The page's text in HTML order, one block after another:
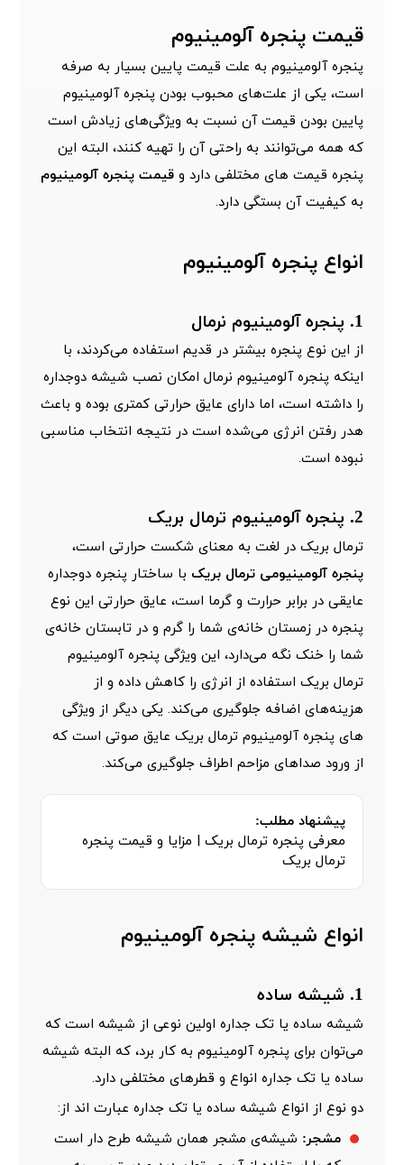
قیمت پنجره آلومینیوم
پنجره آلومینیوم به علت قیمت پایین بسیار به صرفه
است، یکی از علت‌های محبوب بودن پنجره آلومینیوم
پایین بودن قیمت آن نسبت به ویژگی‌های زیادش است
که همه می‌توانند به راحتی آن‌ را تهیه کنند، البته این
پنجره قیمت های مختلفی دارد و قیمت پنجره آلومینیوم
به کیفیت آن بستگی دارد.
انواع پنجره آلومینیوم
1. پنجره آلومینیوم نرمال
از این نوع پنجره بیشتر در قدیم استفاده می‌کردند، با
اینکه پنجره آلومینیوم نرمال امکان نصب شیشه دوجداره
را داشته است، اما دارای عایق حرارتی کمتری بوده و باعث
هدر رفتن انرژی می‌شده است در نتیجه انتخاب مناسبی
نبوده است.
2. پنجره آلومینیوم ترمال بریک
ترمال بریک در لغت به معنای شکست حرارتی است،
پنجره آلومینیومی ترمال بریک با ساختار پنجره دوجداره
عایقی در برابر حرارت و گرما است، عایق حرارتی این نوع
پنجره در زمستان خانه‌ی شما را گرم و در تابستان خانه‌ی
شما را خنک نگه می‌دارد، این ویژگی پنجره آلومینیوم
ترمال بریک استفاده از انرژی را کاهش داده و از
هزینه‌های اضافه جلوگیری می‌کند. یکی دیگر از ویژگی
های پنجره آلومینیوم ترمال بریک عایق صوتی است که
از ورود صداهای مزاحم اطراف جلوگیری می‌کند.
پیشنهاد مطلب:
معرفی پنجره ترمال بریک | مزایا و قیمت پنجره
ترمال بریک
انواع شیشه پنجره آلومینیوم
1. شیشه ساده
شیشه ساده یا تک جداره اولین نوعی از شیشه است که
می‌توان برای پنجره آلومینیوم به کار برد، که البته شیشه
ساده یا تک جداره انواع و قطر‌های مختلفی دارد.
دو نوع از انواع شیشه ساده یا تک جداره عبارت اند از:
مشجر: شیشه‌ی مشجر همان شیشه طرح دار است